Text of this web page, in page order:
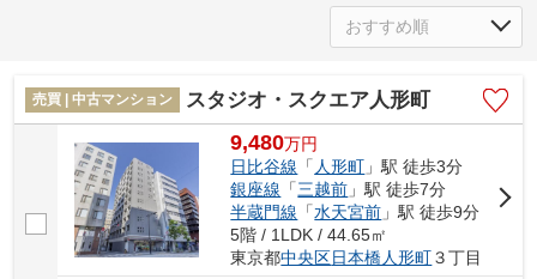
売買 | 中古マンション スタジオ・スクエア人形町
9,480万円
日比谷線 「 人形町 」駅 徒歩3分
銀座線 「三越前 」駅 徒歩7分
半蔵門線 「水天宮前 」駅 徒歩9分
5階 / 1LDK / 44.65㎡
東京都中央区日本橋人形町３丁目